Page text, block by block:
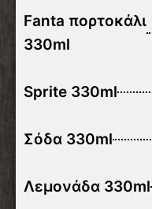
Fanta πορτοκάλι
330ml
Sprite 330ml
Σόδα 330ml
Λεμονάδα 330ml